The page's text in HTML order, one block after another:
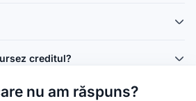
creditul?
nu am răspuns?